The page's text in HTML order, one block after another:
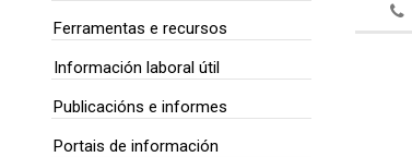
Ferramentas e recursos
Información laboral útil
Publicacións e informes
Portais de información